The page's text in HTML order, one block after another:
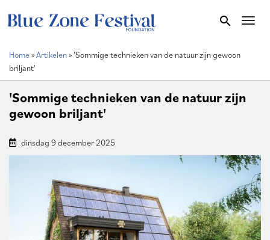
en
de
inhoud
search
Home Artikelen
'Sommige technieken van de natuur zijn gewoon
briljant'
'Sommige technieken van de natuur zijn
gewoon briljant'
dinsdag 9 december 2025